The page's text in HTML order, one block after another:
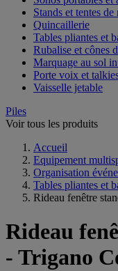
Stands et tentes de
Quincaillerie
Tables pliantes et
Rubalise et cônes
Marquage au sol
Porte voix et
Vaisselle jetable
Piles
Voir tous les produits
Accueil
Equipement
Organisation
Tables pliantes et
Rideau fenêtre
Rideau
- Trigano